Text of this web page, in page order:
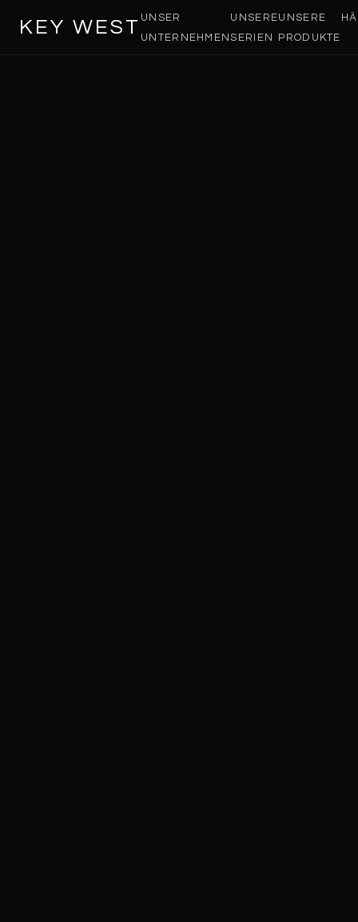
KEY WEST UNSER
UNTERNEHMEN
UNSERE
SERIEN
UNSERE
PRODUKTE